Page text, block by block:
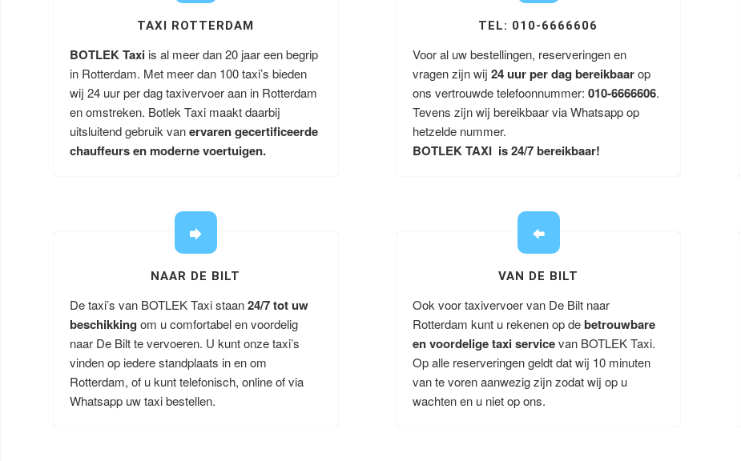
TAXI ROTTERDAM
BOTLEK Taxi is al meer dan 20 jaar een begrip
in Rotterdam. Met meer dan 100 taxi’s bieden
wij 24 uur per dag taxivervoer aan in Rotterdam
en omstreken. Botlek Taxi maakt daarbij
uitsluitend gebruik vanervaren gecertificeerde
chauffeurs en moderne voertuigen.
TEL: 010-6666606
Voor al uw bestellingen, reserveringen en
vragen zijn wij 24 uur per dag bereikbaarop
ons vertrouwde telefoonnummer: 010-6666606.
Tevens zijn wij bereikbaar via Whatsapp op
hetzelde nummer.
BOTLEK TAXI is 24/7 bereikbaar!
NAAR DE BILT
De taxi’s van BOTLEK Taxi staan24/7 tot uw
beschikking om u comfortabel en voordelig
naar De Bilt te vervoeren. U kunt onze taxi’s
vinden op iedere standplaats in en om
Rotterdam, of u kunt telefonisch, online of via
Whatsapp uw taxi bestellen.
VAN DE BILT
Ook voor taxivervoer van De Bilt naar
Rotterdam kunt u rekenen op debetrouwbare
en voordelige taxi servicevan BOTLEK Taxi.
Op alle reserveringen geldt dat wij 10 minuten
van te voren aanwezig zijn zodat wij op u
wachten en u niet op ons.